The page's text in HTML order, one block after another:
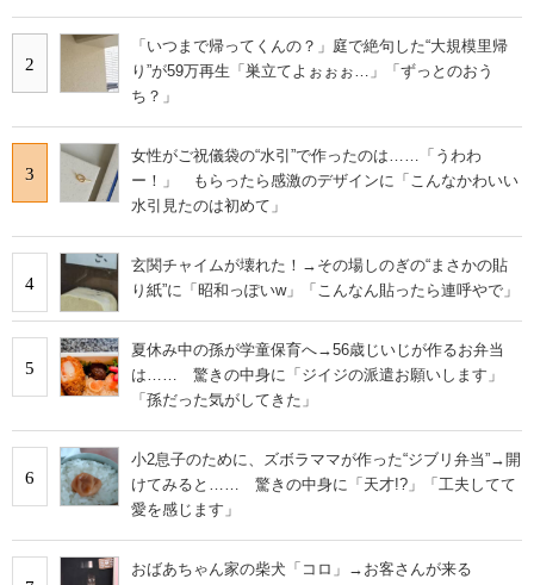
2
「いつまで帰ってくんの？」庭で絶句した“大規模里帰
り”が59万再生「巣立てよぉぉぉ…」「ずっとのおう
ち？」
3
女性がご祝儀袋の“水引”で作ったのは……「うわわ
ー！」 もらったら感激のデザインに「こんなかわいい
水引見たのは初めて」
4
玄関チャイムが壊れた！→その場しのぎの“まさかの貼
り紙”に「昭和っぽいw」「こんなん貼ったら連呼やで」
5
夏休み中の孫が学童保育へ→56歳じいじが作るお弁当
は…… 驚きの中身に「ジイジの派遣お願いします」
「孫だった気がしてきた」
6
小2息子のために、ズボラママが作った“ジブリ弁当”→開
けてみると…… 驚きの中身に「天才!?」「工夫してて
愛を感じます」
おばあちゃん家の柴犬「コロ」→お客さんが来る